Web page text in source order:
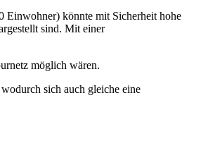
Einwohner) könnte mit Sicherheit hohe
sind. Mit einer
möglich wären.
sich auch gleiche eine